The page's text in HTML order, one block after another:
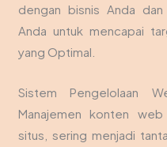
dengan bisnis Anda dan
Anda untuk mencapai
yang Optimal.
Sistem Pengelolaan
Manajemen konten
situs, sering menjadi